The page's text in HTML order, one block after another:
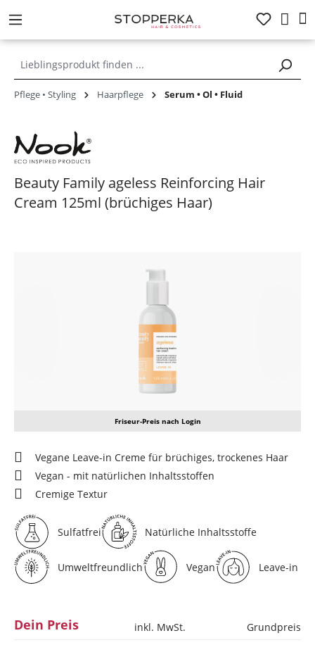
springen
Pflege • Styling Haarpflege Serum • Öl • Fluid
Beauty Family ageless Reinforcing Hair
Cream 125ml (brüchiges Haar)
Friseur-Preis nach Login
Vegane Leave-in Creme für brüchiges, trockenes Haar
Vegan - mit natürlichen Inhaltsstoffen
Cremige Textur
Sulfatfrei Natürliche Inhaltsstoffe
Umweltfreundlich Vegan Leave-in
Dein Preis inkl. MwSt.
Grundpreis